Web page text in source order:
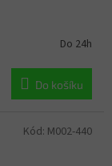
Do 24h
Do košíku
Kód: M002-440